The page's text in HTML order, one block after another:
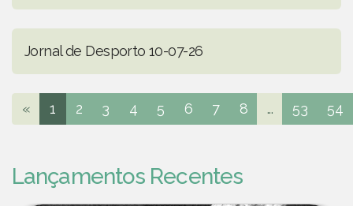
Jornal de Desporto 10-07-26
« 1 2 3 4 5 6 7 8 ... 53 54
Lançamentos Recentes